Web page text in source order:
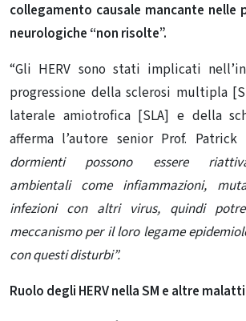
collegamento causale mancante nelle
neurologiche “non risolte”.
“Gli HERV sono stati implicati
progressione della sclerosi multipla
laterale amiotrofica [SLA] e della
afferma l’autore senior Prof. Patrick
dormienti possono essere
ambientali come infiammazioni,
infezioni con altri virus, quindi
meccanismo per il loro legame
con questi disturbi”.
Ruolo degli HERV nella SM e altre